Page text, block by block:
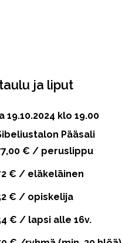
ja liput
19.10.2024 klo 19.00
Pääsali
€ / peruslippu
€ / eläkeläinen
€ / opiskelija
€ / lapsi alle 16v.